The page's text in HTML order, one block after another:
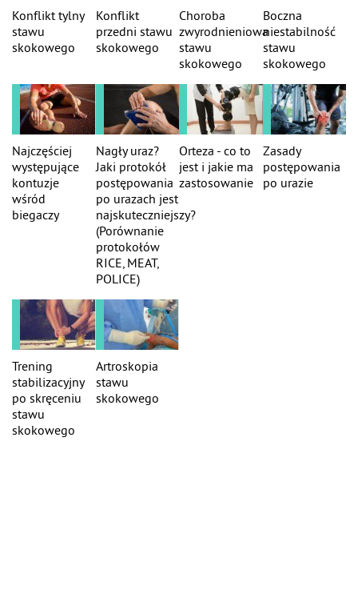
Konflikt tylny
stawu
skokowego
Konflikt
przedni stawu
skokowego
Choroba
zwyrodnieniowa
stawu
skokowego
Boczna
niestabilność
stawu
skokowego
Najczęściej
występujące
kontuzje
wśród
biegaczy
Nagły uraz?
Jaki protokół
postępowania
po urazach jest
najskuteczniejszy?
(Porównanie
protokołów
RICE, MEAT,
POLICE)
Orteza - co to
jest i jakie ma
zastosowanie
Zasady
postępowania
po urazie
Trening
stabilizacyjny
po skręceniu
stawu
skokowego
Artroskopia
stawu
skokowego